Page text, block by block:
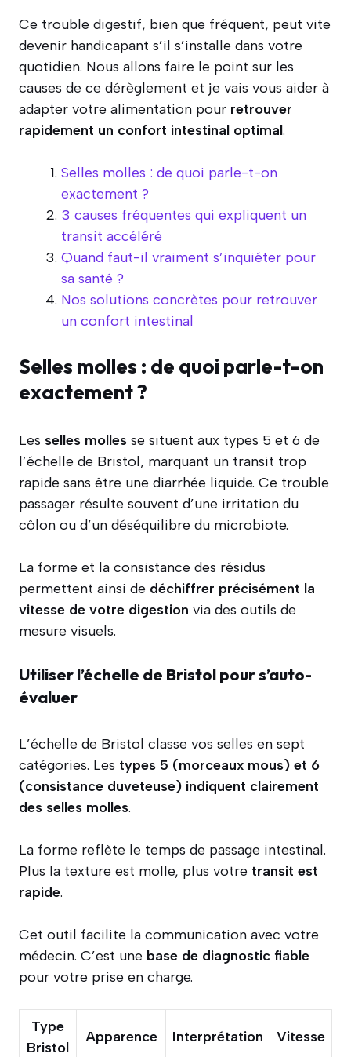
Ce trouble digestif, bien que fréquent, peut vite
devenir handicapant s’il s’installe dans votre
quotidien. Nous allons faire le point sur les
causes de ce dérèglement et je vais vous aider à
adapter votre alimentation pour retrouver
rapidement un confort intestinal optimal.
Selles molles : de quoi parle-t-on
exactement ?
3 causes fréquentes qui expliquent un
transit accéléré
Quand faut-il vraiment s’inquiéter pour
sa santé ?
Nos solutions concrètes pour retrouver
un confort intestinal
Selles molles : de quoi parle-t-on
exactement ?
Les selles molles se situent aux types 5 et 6 de
l’échelle de Bristol, marquant un transit trop
rapide sans être une diarrhée liquide. Ce trouble
passager résulte souvent d’une irritation du
côlon ou d’un déséquilibre du microbiote.
La forme et la consistance des résidus
permettent ainsi de déchiffrer précisément la
vitesse de votre digestion via des outils de
mesure visuels.
Utiliser l’échelle de Bristol pour s’auto-
évaluer
L’échelle de Bristol classe vos selles en sept
catégories. Les types 5 (morceaux mous) et 6
(consistance duveteuse) indiquent clairement
des selles molles.
La forme reflète le temps de passage intestinal.
Plus la texture est molle, plus votre transit est
rapide.
Cet outil facilite la communication avec votre
médecin. C’est une base de diagnostic fiable
pour votre prise en charge.
Type
Bristol
Apparence Interprétation Vitesse